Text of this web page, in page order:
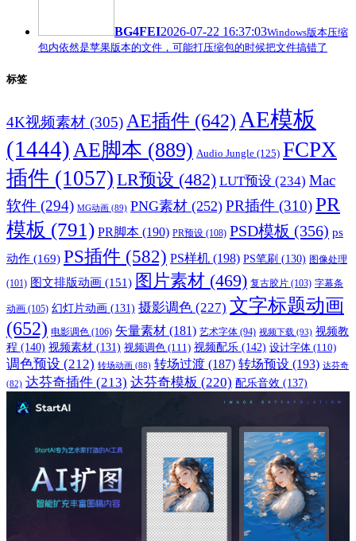
BG4FEI2026-07-22 16:37:03Windows版本压缩
包内依然是苹果版本的文件，可能打压缩包的时候把文件搞错了
标签
4K视频素材 (305)AE插件 (642) AE模板
(1444)AE脚本 (889) Audio Jungle (125) FCPX
插件 (1057) LR预设 (482) LUT预设 (234) Mac
软件 (294) MG动画 (89) PNG素材 (252) PR插件 (310)PR
模板 (791) PR脚本 (190) PR预设 (108) PSD模板 (356) ps
动作 (169) PS插件 (582) PS样机 (198) PS笔刷 (130) 图像处理
(101) 图文排版动画 (151) 图片素材 (469) 复古胶片 (103) 字幕条
动画 (105) 幻灯片动画 (131) 摄影调色 (227) 文字标题动画
(652) 电影调色 (106) 矢量素材 (181) 艺术字体 (94) 视频下载 (93) 视频教
程 (140) 视频素材 (131) 视频调色 (111) 视频配乐 (142) 设计字体 (110)
调色预设 (212) 转场动画 (88) 转场过渡 (187) 转场预设 (193) 达芬奇
(82) 达芬奇插件 (213) 达芬奇模板 (220) 配乐音效 (137)